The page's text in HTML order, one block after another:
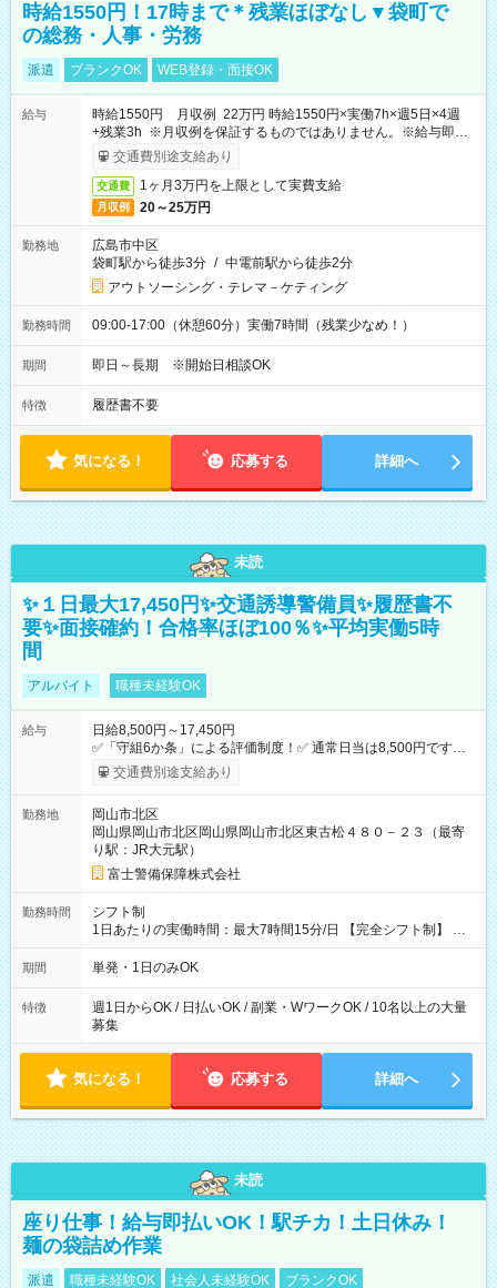
時給1550円！17時まで＊残業ほぼなし▼袋町で
の総務・人事・労務
派遣 ブランクOK WEB登録・面接OK
給与
時給1550円 月収例 22万円 時給1550円×実働7h×週5日×4週
+残業3h ※月収例を保証するものではありません。※給与即受
取りサービス利用可（利用条件有）
交通費別途支給あり
交通費 1ヶ月3万円を上限として実費支給
月収例 20～25万円
勤務地
広島市中区
袋町駅から徒歩3分 / 中電前駅から徒歩2分
アウトソーシング・テレマ－ケティング
勤務時間 09:00-17:00（休憩60分）実働7時間（残業少なめ！）
期間 即日～長期 ※開始日相談OK
特徴 履歴書不要
気になる！ 応募する 詳細へ
未読
✨１日最大17,450円✨交通誘導警備員✨履歴書不
要✨面接確約！合格率ほぼ100％✨平均実働5時
間
アルバイト 職種未経験OK
給与
日給8,500円～17,450円
✅「守組6か条」による評価制度！✅ 通常日当は8,500円ですが
上記評価制度により「S級隊員」と認定されれば10,000円の日当
を支給します。 (1)上記勤務者が交通2級資格者の場合10,000円
14,375円 (3)上記現場が日祝深夜の場合 17,250円 (4)上記勤務
者が現場までの運転者の場合17,250+200円＝17,450円 -----------
------------------------------- *最高日当額 17,450円* （実働時間5
時間の場合、時給3,490円） ------------------------------------------ よ
り上位の資格取得やリーダー手当を取得すると ”さらに”加算さ
れます！ ※日当支給時振込手数料等は一切ありません。 【試用
期間】試用期間なし
交通費別途支給あり
勤務地
岡山市北区
岡山県岡山市北区岡山県岡山市北区東古松４８０－２３（最寄
り駅：JR大元駅）
富士警備保障株式会社
勤務時間
シフト制
1日あたりの実働時間：最大7時間15分/日 【完全シフト制】 例
(1) 8：00~17:00（休憩１h） 例(2) 13:00~16:00（早上がりでも
全額支給！） 例(3) 21:00~5:00（夜勤なら日当1.25倍！！）
期間 単発・1日のみOK
特徴
週1日からOK / 日払いOK / 副業・WワークOK / 10名以上の大量
募集
気になる！ 応募する 詳細へ
未読
座り仕事！給与即払いOK！駅チカ！土日休み！
麺の袋詰め作業
派遣 職種未経験OK 社会人未経験OK ブランクOK